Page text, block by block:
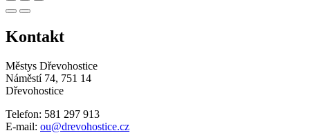
Kontakt
Městys Dřevohostice
Náměstí 74, 751 14
Dřevohostice
Telefon: 581 297 913
E-mail: ou@drevohostice.cz